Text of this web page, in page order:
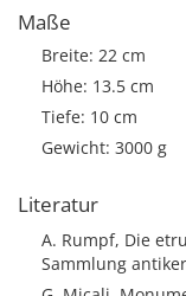
Maße
Breite: 22 cm
Höhe: 13.5 cm
Tiefe: 10 cm
Gewicht: 3000 g
Literatur
A. Rumpf, Die
Sammlung